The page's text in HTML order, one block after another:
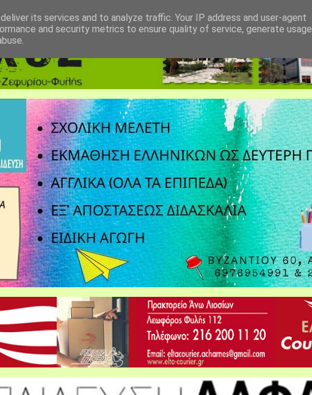
its services and to analyze traffic. Your IP address and user-agent
and security metrics to ensure quality of service, generate usage